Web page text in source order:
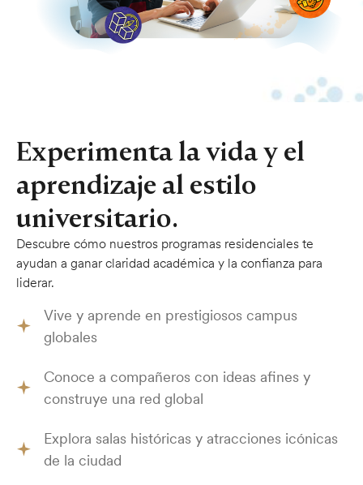
Experimenta la vida y el
aprendizaje al estilo
universitario.
Descubre cómo nuestros programas residenciales te
ayudan a ganar claridad académica y la confianza para
liderar.
Vive y aprende en prestigiosos campus
globales
Conoce a compañeros con ideas afines y
construye una red global
Explora salas históricas y atracciones icónicas
de la ciudad